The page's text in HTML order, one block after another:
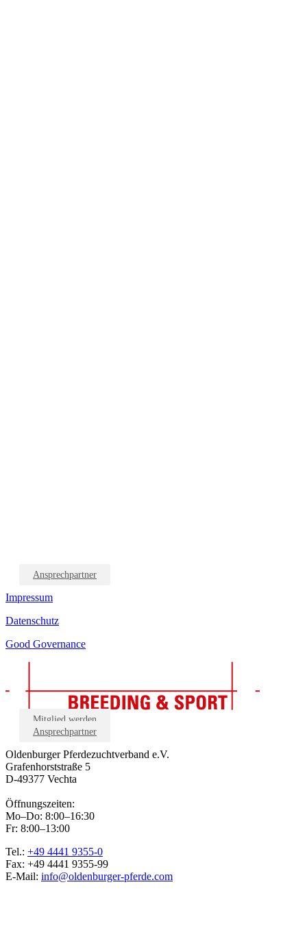
Ansprechpartner
Impressum
Datenschutz
Good Governance
Mitglied werden
Ansprechpartner
Oldenburger Pferdezuchtverband e.V.
Grafenhorststraße 5
D-49377 Vechta
Öffnungszeiten:
Mo–Do: 8:00–16:30
Fr: 8:00–13:00
Tel.: +49 4441 9355-0
Fax: +49 4441 9355-99
E-Mail: info@oldenburger-pferde.com